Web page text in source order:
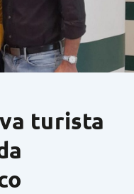
turista